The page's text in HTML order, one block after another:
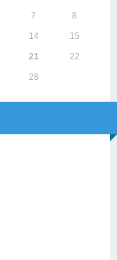
7 8
14 15
21 22
28